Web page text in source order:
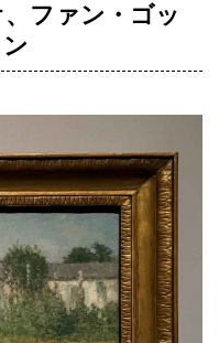
ファン・ゴッ